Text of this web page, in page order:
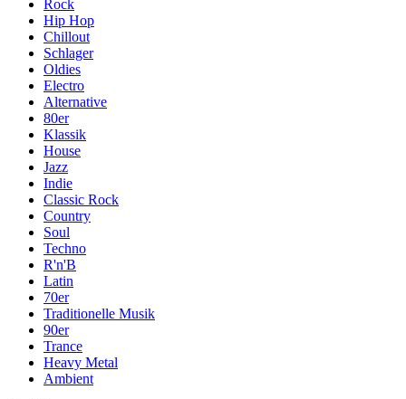
Rock
Hip Hop
Chillout
Schlager
Oldies
Electro
Alternative
80er
Klassik
House
Jazz
Indie
Classic Rock
Country
Soul
Techno
R'n'B
Latin
70er
Traditionelle Musik
90er
Trance
Heavy Metal
Ambient